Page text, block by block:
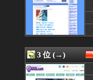
08/08 12:09
08/08 12:05
08/08 12:03
08/08 12:03
08/08 12:01
08/08 12:01
08/08 12:00
08/08 12:00
3 位 (→)